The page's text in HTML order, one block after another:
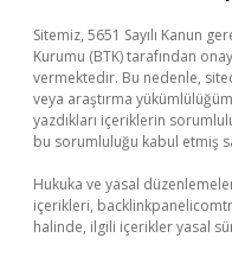
Sitemiz, 5651 Sayılı Kanun
Kurumu (BTK) tarafından
vermektedir. Bu nedenle,
veya araştırma
yazdıkları içeriklerin
bu sorumluluğu kabul etmiş
Hukuka ve yasal
içerikleri,
halinde, ilgili içerikler yasal